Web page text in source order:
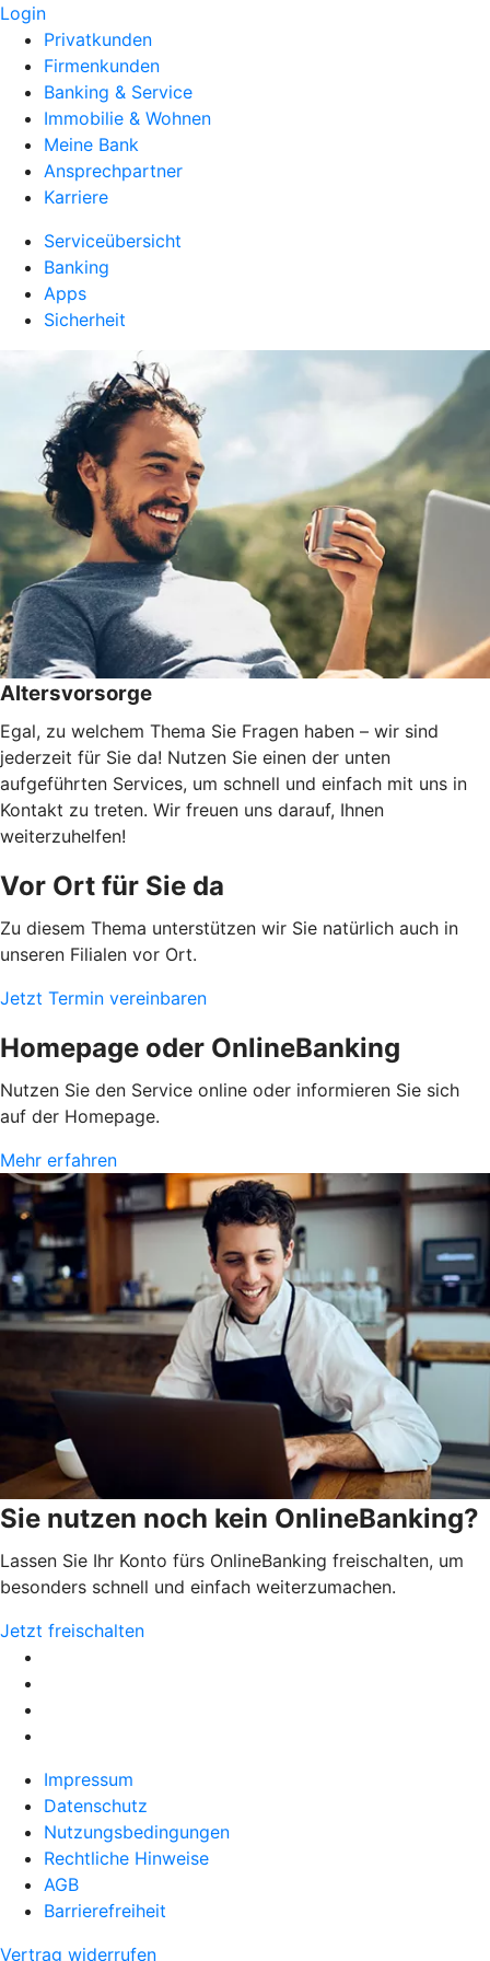
Login
Privatkunden
Firmenkunden
Banking & Service
Immobilie & Wohnen
Meine Bank
Ansprechpartner
Karriere
Serviceübersicht
Banking
Apps
Sicherheit
Altersvorsorge
Egal, zu welchem Thema Sie Fragen haben – wir sind
jederzeit für Sie da! Nutzen Sie einen der unten
aufgeführten Services, um schnell und einfach mit uns in
Kontakt zu treten. Wir freuen uns darauf, Ihnen
weiterzuhelfen!
Vor Ort für Sie da
Zu diesem Thema unterstützen wir Sie natürlich auch in
unseren Filialen vor Ort.
Jetzt Termin vereinbaren
Homepage oder OnlineBanking
Nutzen Sie den Service online oder informieren Sie sich
auf der Homepage.
Mehr erfahren
Sie nutzen noch kein OnlineBanking?
Lassen Sie Ihr Konto fürs OnlineBanking freischalten, um
besonders schnell und einfach weiterzumachen.
Jetzt freischalten
Impressum
Datenschutz
Nutzungsbedingungen
Rechtliche Hinweise
AGB
Barrierefreiheit
Vertrag widerrufen